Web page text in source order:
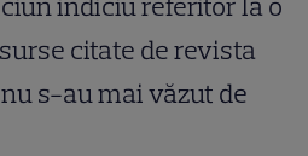
indiciu referitor la o
citate de revista
s-au mai văzut de